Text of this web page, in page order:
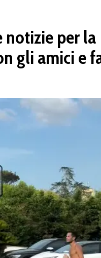
notizie per la
gli amici e